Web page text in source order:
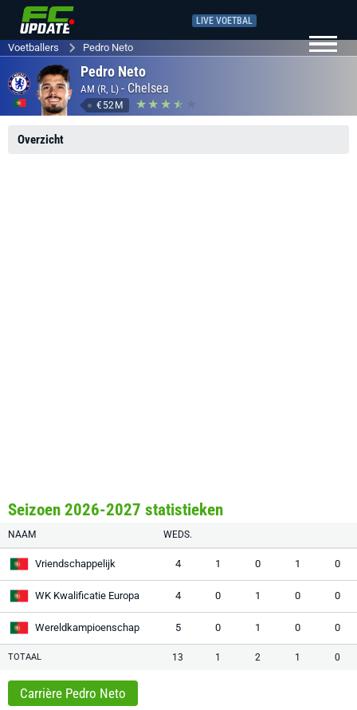
LIVE VOETBAL
Voetballers Pedro Neto
Pedro Neto
AM (R, L) - Chelsea
€52M
Overzicht
Seizoen 2026-2027 statistieken
NAAM WEDS.
Vriendschappelijk 4 1 0 1 0
WK Kwalificatie Europa 4 0 1 0 0
Wereldkampioenschap 5 0 1 0 0
TOTAAL 13 1 2 1 0
Carrière Pedro Neto